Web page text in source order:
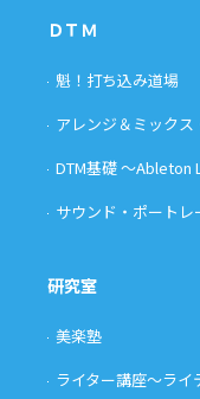
ＤＴＭ
魁！打ち込み道場
アレンジ＆ミックス
DTM基礎 〜Ableton
サウンド・ポートレ
研究室
美楽塾
ライター講座〜ラ